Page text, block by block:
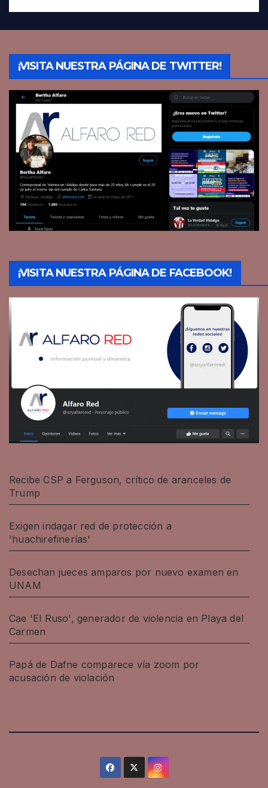
¡VISITA NUESTRA PÁGINA DE TWITTER!
¡VISITA NUESTRA PÁGINA DE FACEBOOK!
Recibe CSP a Ferguson, crítico de aranceles de
Trump
Exigen indagar red de protección a
'huachirefinerías'
Desechan jueces amparos por nuevo examen en
UNAM
Cae 'El Ruso', generador de violencia en Playa del
Carmen
Papá de Dafne comparece vía zoom por
acusación de violación